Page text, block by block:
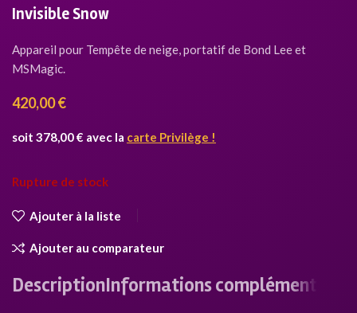
Invisible Snow
Appareil pour Tempête de neige, portatif de Bond Lee et
MSMagic.
420,00€
soit 378,00 € avec la carte Privilège !
Rupture de stock
Ajouter à la liste
Ajouter au comparateur
DescriptionInformations complémentaires